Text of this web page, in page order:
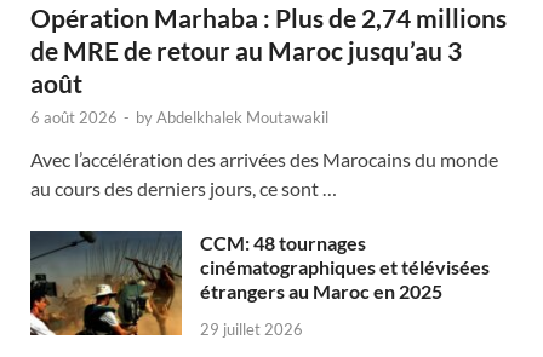
Opération Marhaba : Plus de 2,74 millions
de MRE de retour au Maroc jusqu’au 3
août
6 août 2026 - byAbdelkhalek Moutawakil
Avec l’accélération des arrivées des Marocains du monde
au cours des derniers jours, ce sont …
CCM: 48 tournages
cinématographiques et télévisées
étrangers au Maroc en 2025
29 juillet 2026